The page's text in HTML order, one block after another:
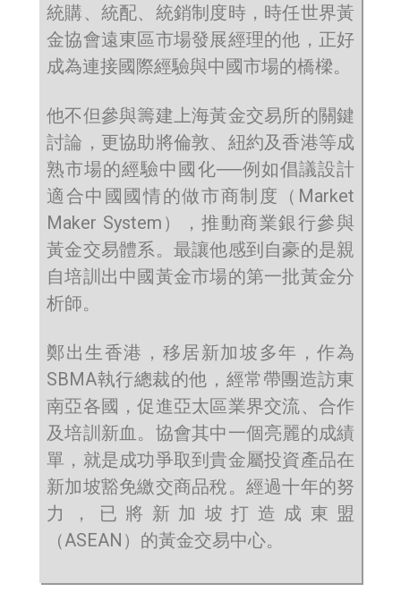
統購、統配、統銷制度時，時任世界黃
金協會遠東區市場發展經理的他，正好
成為連接國際經驗與中國市場的橋樑。
他不但參與籌建上海黃金交易所的關鍵
討論，更協助將倫敦、紐約及香港等成
熟市場的經驗中國化──例如倡議設計
適合中國國情的做市商制度（Market
Maker System），推動商業銀行參與
黃金交易體系。最讓他感到自豪的是親
自培訓出中國黃金市場的第一批黃金分
析師。
鄭出生香港，移居新加坡多年，作為
SBMA執行總裁的他，經常帶團造訪東
南亞各國，促進亞太區業界交流、合作
及培訓新血。協會其中一個亮麗的成績
單，就是成功爭取到貴金屬投資產品在
新加坡豁免繳交商品稅。經過十年的努
力，已將新加坡打造成東盟
（ASEAN）的黃金交易中心。